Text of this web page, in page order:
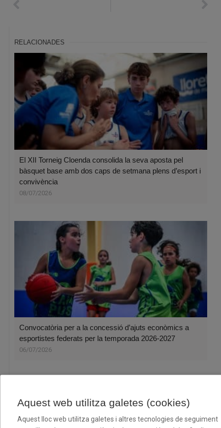
RELACIONADES
El XII Torneig Cloenda consolida la seva aposta pel
bàsquet base amb dos caps de setmana plens d’esport i
convivència
08/07/2026
Convocatòria per a la concessió d’ajuts econòmics a
esportistes federats per la temporada 2026-2027
06/07/2026
Aquest web utilitza galetes (cookies)
Aquest lloc web utilitza galetes i altres tecnologies de seguiment